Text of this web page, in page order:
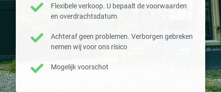
Flexibele verkoop. U bepaalt de voorwaarden
en overdrachtsdatum
Achteraf geen problemen. Verborgen gebreken
nemen wij voor ons risico
Mogelijk voorschot